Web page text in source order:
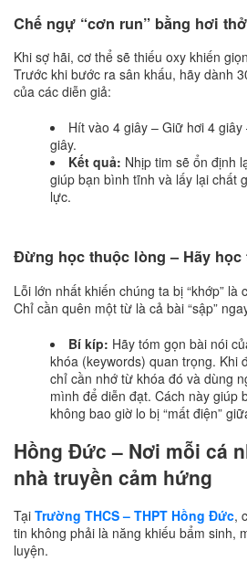
Chế ngự “cơn run” bằng hơi
Khi sợ hãi, cơ thể sẽ thiếu oxy khiến
Trước khi bước ra sân khấu, hãy dành
của các diễn giả:
Hít vào 4 giây – Giữ hơi 4
giây.
Kết quả: Nhịp tim sẽ ổn định
giúp bạn bình tĩnh và lấy lại chất
lực.
Đừng học thuộc lòng – Hãy học
Lỗi lớn nhất khiến chúng ta bị “khớp”
Chỉ cần quên một từ là cả bài “sập”
Bí kíp: Hãy tóm gọn bài nói
khóa (keywords) quan trọng. Khi
chỉ cần nhớ từ khóa đó và dùng
mình để diễn đạt. Cách này giúp
không bao giờ lo bị “mất điện”
Hồng Đức – Nơi mỗi cá
nhà truyền cảm hứng
Tại Trường THCS – THPT Hồng Đức,
tin không phải là năng khiếu bẩm sinh,
luyện.